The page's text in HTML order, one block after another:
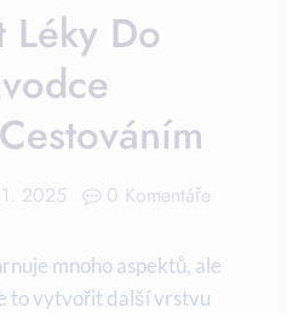
Léky Do
2025 0 Komentáře
mnoho aspektů, ale
to vytvořit další vrstvu